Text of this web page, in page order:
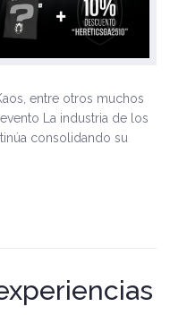
entre otros muchos
La industria de los
consolidando su